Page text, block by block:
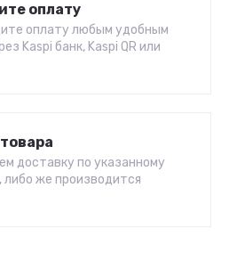
оплату
оплату любым удобным
Kaspi банк, Kaspi QR или
доставку по указанному
либо же производится